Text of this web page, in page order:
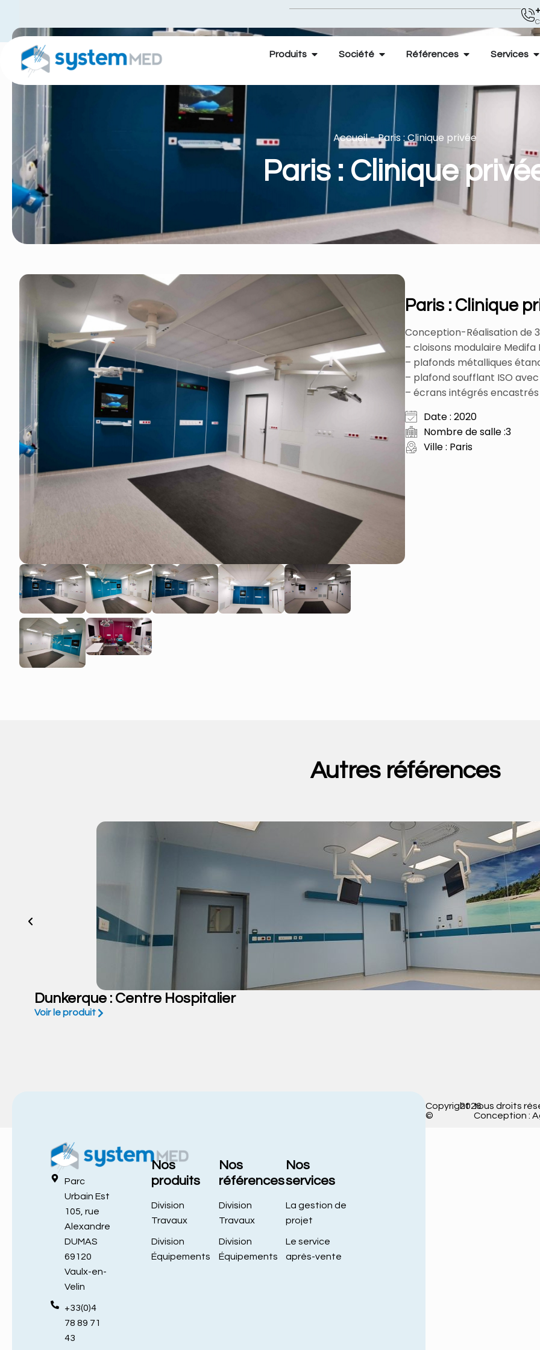
Produits Société Références Services
Accueil-Paris : Clinique privée
Paris : Clinique
Paris : Clinique
Conception-Réalisation de
– cloisons modulaire Medifa
– plafonds métalliques
– plafond soufflant ISO
– écrans intégrés
Date : 2020
Nombre de salle :3
Ville : Paris
Autres références
Dunkerque : Centre Hospitalier
Voir le produit
Parc
Urbain Est
105, rue
Alexandre
DUMAS
69120
Vaulx-en-
Velin
+33(0)4
78 89 71
43
Nos
produits
Division
Travaux
Division
Équipements
Nos
références
Division
Travaux
Division
Équipements
Nos
services
La gestion de
projet
Le service
après-vente
Copyright
©
2026tous droits
Conception :